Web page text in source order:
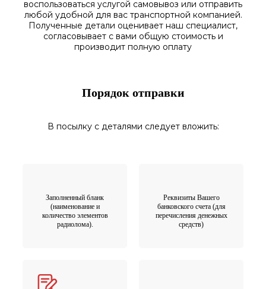
воспользоваться услугой самовывоз или отправить
любой удобной для вас транспортной компанией.
Полученные детали оценивает наш специалист,
согласовываетс вами общую стоимость и
производит полную оплату
Порядок отправки
В посылку с деталями следует вложить:
Заполненный бланк
(наименование и
количество элементов
радиолома).
Реквизиты Вашего
банковского счета (для
перечисления денежных
средств)